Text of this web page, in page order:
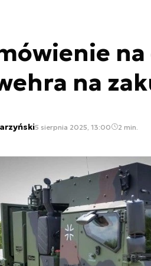
na
5 sierpnia 2025, 13:00 2 min.